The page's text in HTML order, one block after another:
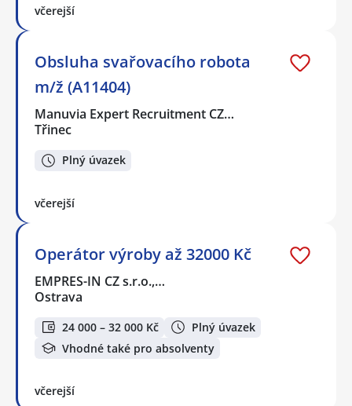
včerejší
Obsluha svařovacího robota
m/ž (A11404)
Manuvia Expert Recruitment CZ…
Třinec
Plný úvazek
včerejší
Operátor výroby až 32000 Kč
EMPRES-IN CZ s.r.o.,…
Ostrava
24 000 – 32 000 Kč
Plný úvazek
Vhodné také pro absolventy
včerejší